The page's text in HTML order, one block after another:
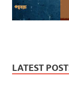
LATEST